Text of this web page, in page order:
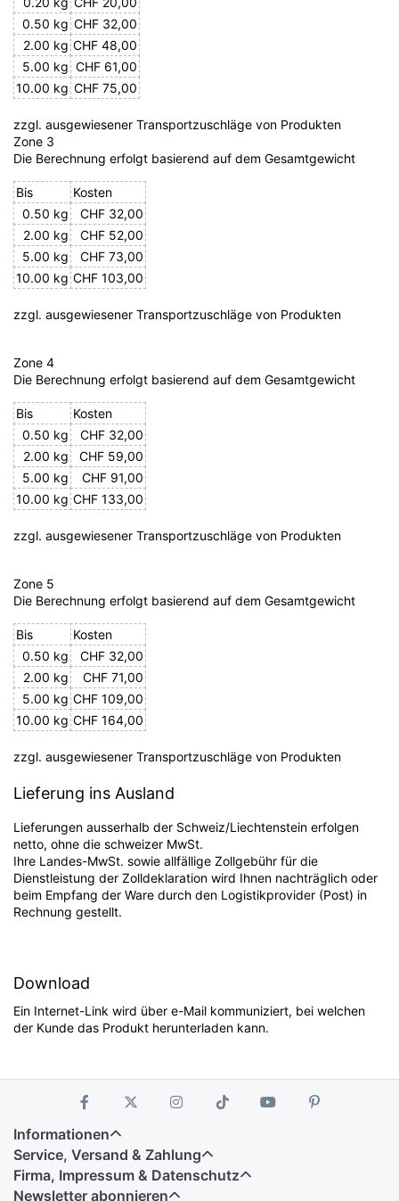
0.50 kg CHF 32,00
2.00 kg CHF 48,00
5.00 kg CHF 61,00
10.00 kg CHF 75,00
zzgl. ausgewiesener Transportzuschläge von Produkten
Zone 3
Die Berechnung erfolgt basierend auf dem Gesamtgewicht
Bis
Kosten
0.50 kg
CHF 32,00
2.00 kg
CHF 52,00
5.00 kg
CHF 73,00
10.00 kg CHF 103,00
zzgl. ausgewiesener Transportzuschläge von Produkten
Zone 4
Die Berechnung erfolgt basierend auf dem Gesamtgewicht
Bis
Kosten
0.50 kg
CHF 32,00
2.00 kg
CHF 59,00
5.00 kg
CHF 91,00
10.00 kg CHF 133,00
zzgl. ausgewiesener Transportzuschläge von Produkten
Zone 5
Die Berechnung erfolgt basierend auf dem Gesamtgewicht
Bis
Kosten
0.50 kg
CHF 32,00
2.00 kg
CHF 71,00
5.00 kg CHF 109,00
10.00 kg CHF 164,00
zzgl. ausgewiesener Transportzuschläge von Produkten
Lieferung ins Ausland
Lieferungen ausserhalb der Schweiz/Liechtenstein erfolgen
netto, ohne die schweizer MwSt.
Ihre Landes-MwSt. sowie allfällige Zollgebühr für die
Dienstleistung der Zolldeklaration wird Ihnen nachträglich oder
beim Empfang der Ware durch den Logistikprovider (Post) in
Rechnung gestellt.
Download
Ein Internet-Link wird über e-Mail kommuniziert, bei welchen
der Kunde das Produkt herunterladen kann.
Informationen
Service, Versand & Zahlung
Firma, Impressum & Datenschutz
Newsletter abonnieren